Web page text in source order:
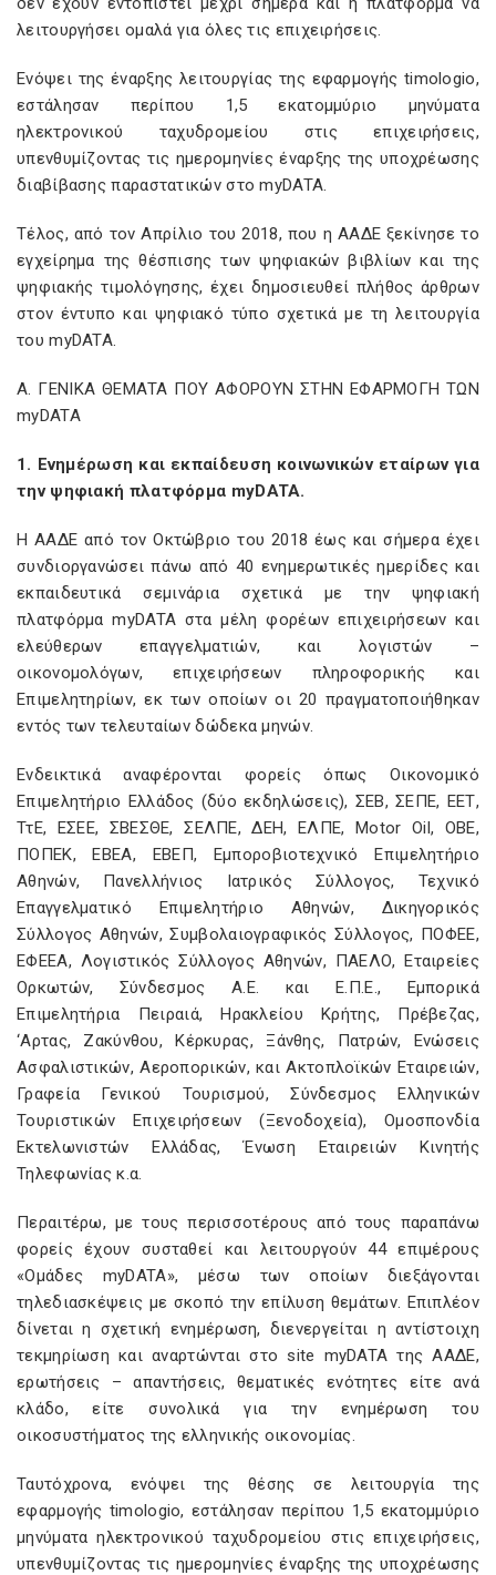
λειτουργήσει ομαλά για όλες τις επιχειρήσεις.
Ενόψει της έναρξης λειτουργίας της εφαρμογής timologio,
εστάλησαν περίπου 1,5 εκατομμύριο μηνύματα
ηλεκτρονικού ταχυδρομείου στις επιχειρήσεις,
υπενθυμίζοντας τις ημερομηνίες έναρξης της υποχρέωσης
διαβίβασης παραστατικών στο myDATA.
Τέλος, από τον Απρίλιο του 2018, που η ΑΑΔΕ ξεκίνησε το
εγχείρημα της θέσπισης των ψηφιακών βιβλίων και της
ψηφιακής τιμολόγησης, έχει δημοσιευθεί πλήθος άρθρων
στον έντυπο και ψηφιακό τύπο σχετικά με τη λειτουργία
του myDATA.
Α. ΓΕΝΙΚΑ ΘΕΜΑΤΑ ΠΟΥ ΑΦΟΡΟΥΝ ΣΤΗΝ ΕΦΑΡΜΟΓΗ ΤΩΝ
myDATA
1. Ενημέρωση και εκπαίδευση κοινωνικών εταίρων για
την ψηφιακή πλατφόρμα myDATA.
Η ΑΑΔΕ από τον Οκτώβριο του 2018 έως και σήμερα έχει
συνδιοργανώσει πάνω από 40 ενημερωτικές ημερίδες και
εκπαιδευτικά σεμινάρια σχετικά με την ψηφιακή
πλατφόρμα myDATA στα μέλη φορέων επιχειρήσεων και
ελεύθερων επαγγελματιών, και λογιστών –
οικονομολόγων, επιχειρήσεων πληροφορικής και
Επιμελητηρίων, εκ των οποίων οι 20 πραγματοποιήθηκαν
εντός των τελευταίων δώδεκα μηνών.
Ενδεικτικά αναφέρονται φορείς όπως Οικονομικό
Επιμελητήριο Ελλάδος (δύο εκδηλώσεις), ΣΕΒ, ΣΕΠΕ, ΕΕΤ,
ΤτΕ, ΕΣΕΕ, ΣΒΕΣΘΕ, ΣΕΛΠΕ, ΔΕΗ, ΕΛΠΕ, Motor Oil, ΟΒΕ,
ΠΟΠΕΚ, ΕΒΕΑ, ΕΒΕΠ, Εμποροβιοτεχνικό Επιμελητήριο
Αθηνών, Πανελλήνιος Ιατρικός Σύλλογος, Τεχνικό
Επαγγελματικό Επιμελητήριο Αθηνών, Δικηγορικός
Σύλλογος Αθηνών, Συμβολαιογραφικός Σύλλογος, ΠΟΦΕΕ,
ΕΦΕΕΑ, Λογιστικός Σύλλογος Αθηνών, ΠΑΕΛΟ, Εταιρείες
Ορκωτών, Σύνδεσμος Α.Ε. και Ε.Π.Ε., Εμπορικά
Επιμελητήρια Πειραιά, Ηρακλείου Κρήτης, Πρέβεζας,
‘Αρτας, Ζακύνθου, Κέρκυρας, Ξάνθης, Πατρών, Ενώσεις
Ασφαλιστικών, Αεροπορικών, και Ακτοπλοϊκών Εταιρειών,
Γραφεία Γενικού Τουρισμού, Σύνδεσμος Ελληνικών
Τουριστικών Επιχειρήσεων (Ξενοδοχεία), Ομοσπονδία
Εκτελωνιστών Ελλάδας, Ένωση Εταιρειών Κινητής
Τηλεφωνίας κ.α.
Περαιτέρω, με τους περισσοτέρους από τους παραπάνω
φορείς έχουν συσταθεί και λειτουργούν 44 επιμέρους
«Ομάδες myDATA», μέσω των οποίων διεξάγονται
τηλεδιασκέψεις με σκοπό την επίλυση θεμάτων. Επιπλέον
δίνεται η σχετική ενημέρωση, διενεργείται η αντίστοιχη
τεκμηρίωση και αναρτώνται στο site myDATA της ΑΑΔΕ,
ερωτήσεις – απαντήσεις, θεματικές ενότητες είτε ανά
κλάδο, είτε συνολικά για την ενημέρωση του
οικοσυστήματος της ελληνικής οικονομίας.
Ταυτόχρονα, ενόψει της θέσης σε λειτουργία της
εφαρμογής timologio, εστάλησαν περίπου 1,5 εκατομμύριο
μηνύματα ηλεκτρονικού ταχυδρομείου στις επιχειρήσεις,
υπενθυμίζοντας τις ημερομηνίες έναρξης της υποχρέωσης